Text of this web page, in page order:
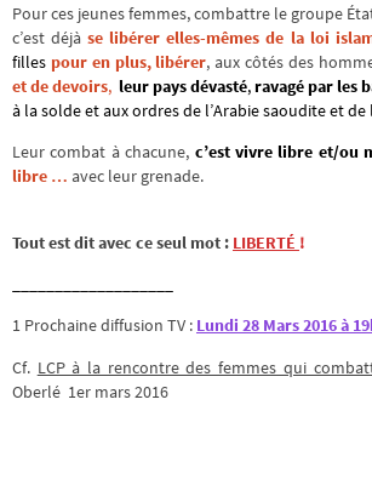
Pour ces jeunes femmes, combattre le groupe
c’est déjàse libérer elles-mêmes de la loi
filles pour en plus, libérer, aux côtés des
et de devoirs, leur pays dévasté,ravagé par les
à la solde et aux ordres de l’Arabie saoudite et
Leur combat à chacune, c’est vivre libre et/ou
libre … avec leur grenade.
Tout est dit avec ce seul mot : LIBERTÉ !
1 Prochaine diffusion TV : Lundi 28 Mars 2016 à
Cf. LCP à la rencontre des femmes qui
Oberlé 1er mars 2016